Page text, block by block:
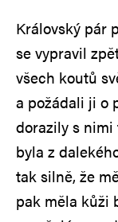
Královský pár
se vypravil
všech koutů
a požádali ji o
dorazily s nimi
byla z
tak silně, že
pak měla kůži